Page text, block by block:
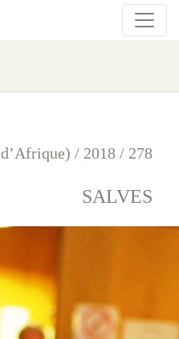
/ 2018 / 278
SALVES